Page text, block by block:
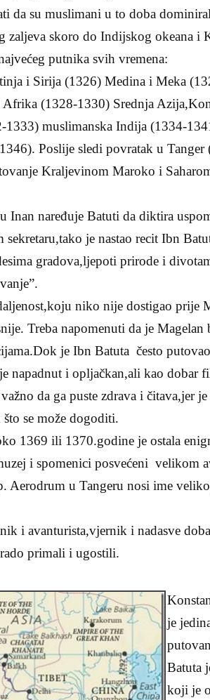
da su muslimani u to doba
zaljeva skoro do Indijskog okeana i
putnika svih vremena:
i Sirija (1326) Medina i Meka
Afrika (1328-1330) Srednja
1333) muslimanska Indija (1334-
Poslije sledi povratak u
Kraljevinom Maroko i
Inan naređuje Batuti da diktira
je nastao recit Ibn
gradova,ljepoti prirode i
niko nije dostigao prije
Treba napomenuti da je
je Ibn Batuta često
napadnut i opljačkan,ali kao dobar
da ga puste zdrava i čitava,jer
se može dogoditi.
1369 ili 1370.godine je ostala
i spomenici posvećeni velikom
Aerodrum u Tangeru nosi ime
i avanturista,vjernik i nadasve
primali i ugostili.
je
Batuta
koji je